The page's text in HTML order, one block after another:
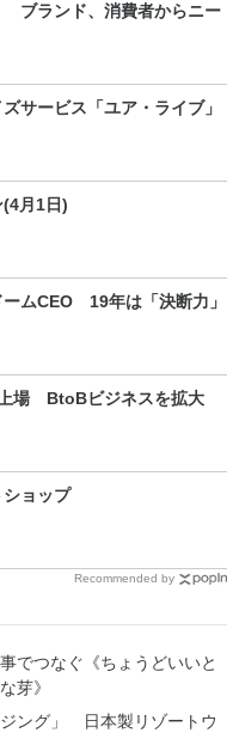
ブランド、消費者からニー
サービス「ユア・ライブ」
(4月1日)
ームCEO 19年は「決断力」
場 BtoBビジネスを拡大
ショップ
Recommended by
でつなぐ《ちょうどいいと
芽》
ング」 日本製リゾートウ